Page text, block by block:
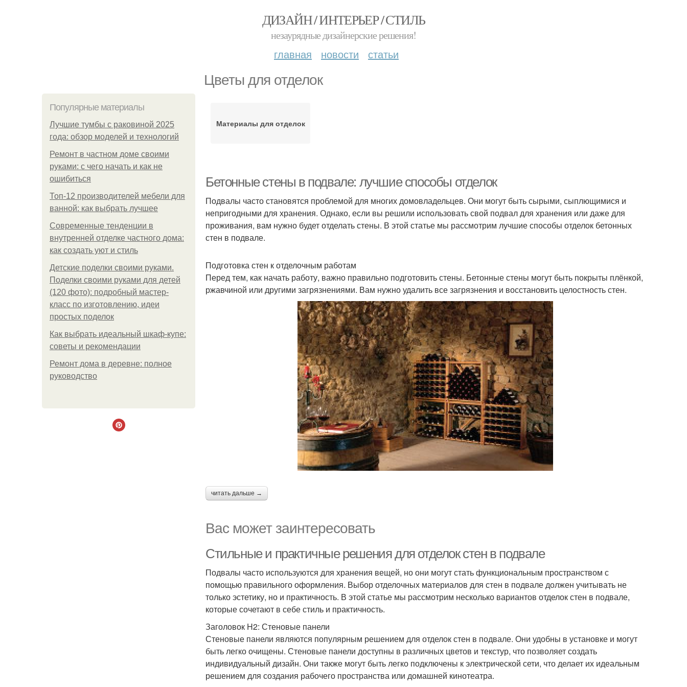
ДИЗАЙН / ИНТЕРЬЕР / СТИЛЬ
незаурядные дизайнерские решения!
главная новости статьи
Цветы для отделок
Популярные материалы
Лучшие тумбы с раковиной 2025
года: обзор моделей и технологий
Ремонт в частном доме своими
руками: с чего начать и как не
ошибиться
Топ-12 производителей мебели для
ванной: как выбрать лучшее
Современные тенденции в
внутренней отделке частного дома:
как создать уют и стиль
Детские поделки своими руками.
Поделки своими руками для детей
(120 фото): подробный мастер-
класс по изготовлению, идеи
простых поделок
Как выбрать идеальный шкаф-купе:
советы и рекомендации
Ремонт дома в деревне: полное
руководство
Материалы для отделок
Бетонные стены в подвале: лучшие способы отделок
Подвалы часто становятся проблемой для многих домовладельцев. Они могут быть сырыми, сыплющимися и
непригодными для хранения. Однако, если вы решили использовать свой подвал для хранения или даже для
проживания, вам нужно будет отделать стены. В этой статье мы рассмотрим лучшие способы отделок бетонных
стен в подвале.
Подготовка стен к отделочным работам
Перед тем, как начать работу, важно правильно подготовить стены. Бетонные стены могут быть покрыты плёнкой,
ржавчиной или другими загрязнениями. Вам нужно удалить все загрязнения и восстановить целостность стен.
читать дальше →
Вас может заинтересовать
Стильные и практичные решения для отделок стен в подвале
Подвалы часто используются для хранения вещей, но они могут стать функциональным пространством с
помощью правильного оформления. Выбор отделочных материалов для стен в подвале должен учитывать не
только эстетику, но и практичность. В этой статье мы рассмотрим несколько вариантов отделок стен в подвале,
которые сочетают в себе стиль и практичность.
Заголовок H2: Стеновые панели
Стеновые панели являются популярным решением для отделок стен в подвале. Они удобны в установке и могут
быть легко очищены. Стеновые панели доступны в различных цветов и текстур, что позволяет создать
индивидуальный дизайн. Они также могут быть легко подключены к электрической сети, что делает их идеальным
решением для создания рабочего пространства или домашней кинотеатра.